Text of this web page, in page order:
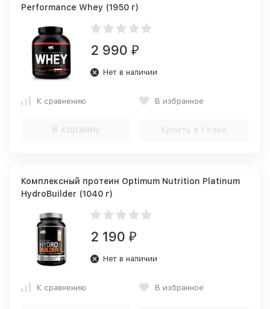
Performance Whey (1950 г)
2 990 ₽
Нет в наличии
К сравнению В избранное
В корзину Купить в 1 клик
Комплексный протеин Optimum Nutrition Platinum
HydroBuilder (1040 г)
2 190 ₽
Нет в наличии
К сравнению В избранное